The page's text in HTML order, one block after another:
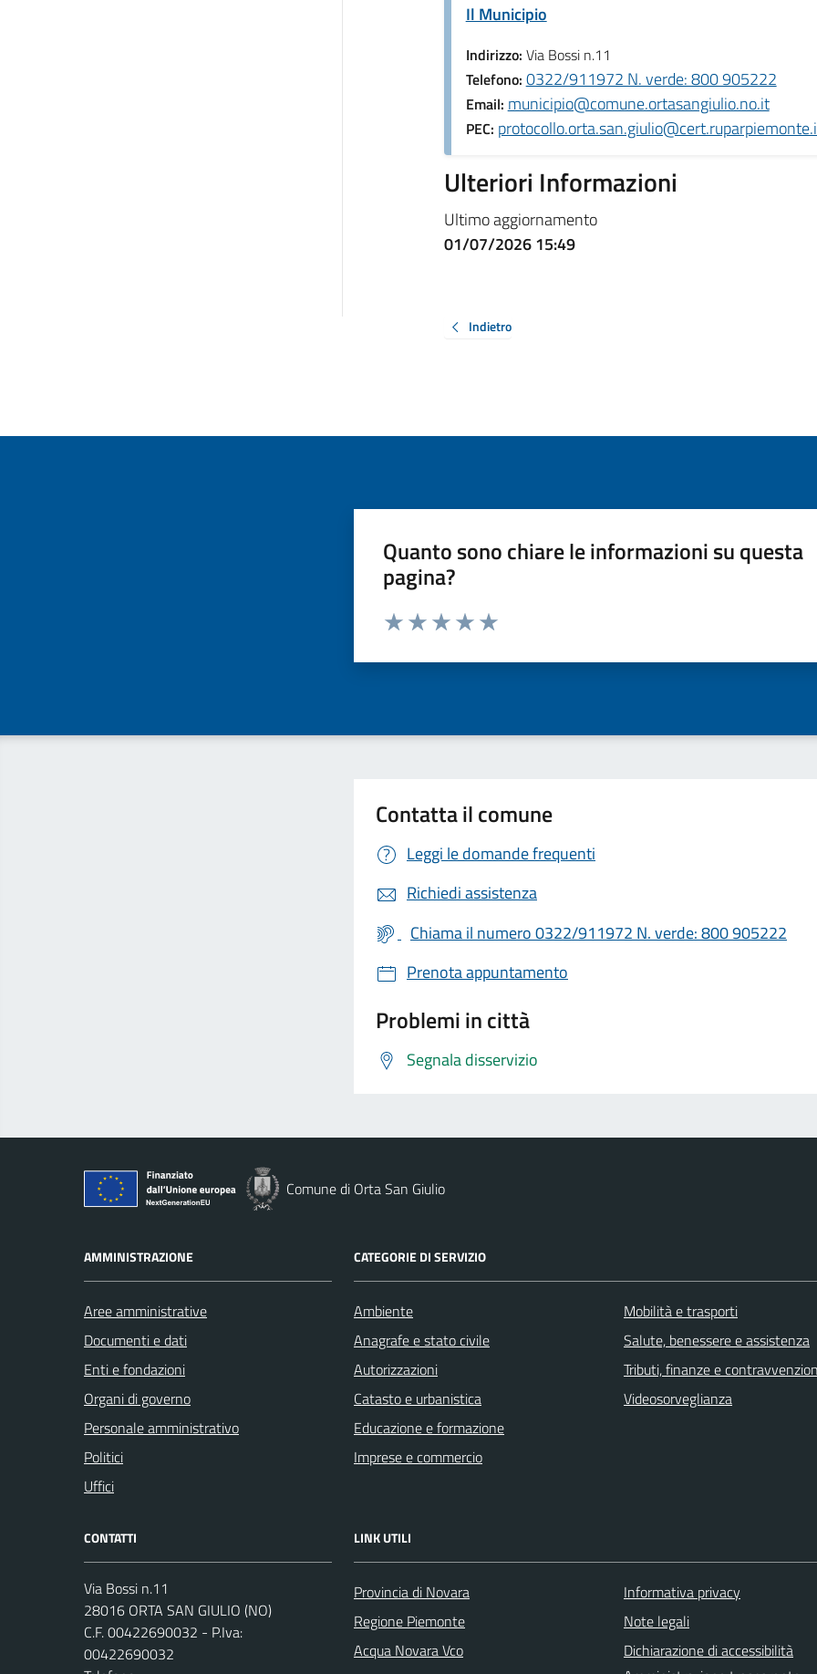
Il Municipio
Indirizzo: Via Bossi n.11
Telefono: 0322/911972 N. verde: 800 905222
Email: municipio@comune.ortasangiulio.no.it
PEC:
Ulteriori Informazioni
Ultimo aggiornamento
01/07/2026 15:49
Indietro
Quanto sono chiare le informazioni su questa
pagina?
Valuta da 1 a 5 stelle la pagina
Contatta il comune
Leggi le domande frequenti
Richiedi assistenza
Chiama il numero 0322/911972 N. verde: 800 905222
Prenota appuntamento
Problemi in città
Segnala disservizio
Comune di Orta San Giulio
AMMINISTRAZIONE
Aree amministrative
Documenti e dati
Enti e fondazioni
Organi di governo
Personale amministrativo
Politici
Uffici
CATEGORIE DI SERVIZIO
Ambiente
Anagrafe e stato civile
Autorizzazioni
Catasto e urbanistica
Educazione e formazione
Imprese e commercio
Mobilità e trasporti
Salute, benessere e assistenza
Tributi, finanze e
Videosorveglianza
CONTATTI
Via Bossi n.11
28016 ORTA SAN GIULIO (NO)
C.F. 00422690032 - P.Iva:
00422690032
LINK UTILI
Provincia di Novara
Regione Piemonte
Acqua Novara Vco
Informativa privacy
Note legali
Dichiarazione di accessibilità